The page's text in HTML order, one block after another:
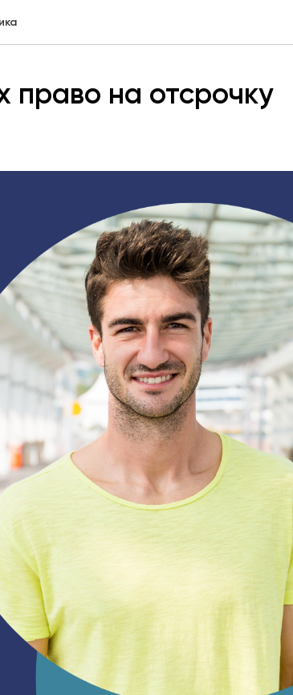
на отсрочку